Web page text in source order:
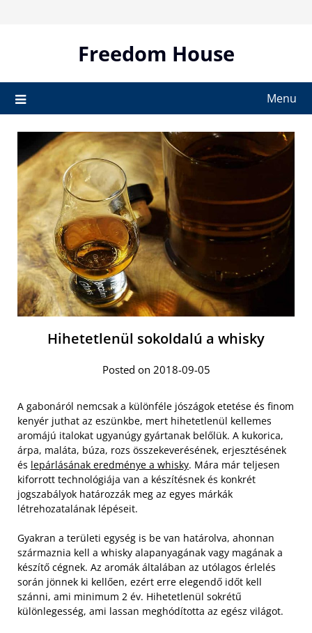
Freedom House
Menu
Hihetetlenül sokoldalú a whisky
Posted on 2018-09-05
A gabonáról nemcsak a különféle jószágok etetése és finom
kenyér juthat az eszünkbe, mert hihetetlenül kellemes
aromájú italokat ugyanúgy gyártanak belőlük. A kukorica,
árpa, maláta, búza, rozs összekeverésének, erjesztésének
és lepárlásának eredménye a whisky. Mára már teljesen
kiforrott technológiája van a készítésnek és konkrét
jogszabályok határozzák meg az egyes márkák
létrehozatalának lépéseit.
Gyakran a területi egység is be van határolva, ahonnan
származnia kell a whisky alapanyagának vagy magának a
készítő cégnek. Az aromák általában az utólagos érlelés
során jönnek ki kellően, ezért erre elegendő időt kell
szánni, ami minimum 2 év. Hihetetlenül sokrétű
különlegesség, ami lassan meghódította az egész világot.